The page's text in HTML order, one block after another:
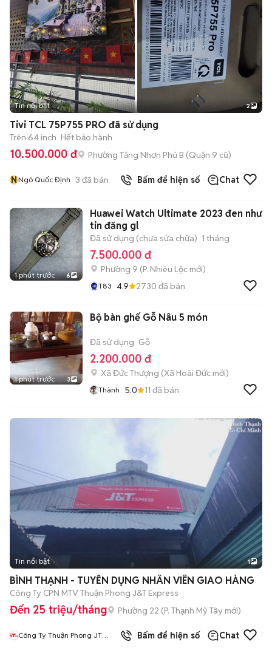
Tin nổi bật 2
Tivi TCL 75P755 PRO đã sử dụng
Trên 64 inch Hết bảo hành
10.500.000 đ Phường Tăng Nhơn Phú B (Quận 9 cũ)
NNgô Quốc Định 3 đã bán Bấm để hiện số Chat
1 phút trước 6
Huawei Watch Ultimate 2023 đen như
tin đăng gl
Đã sử dụng (chưa sửa chữa) 1 tháng
7.500.000 đ
Phường 9 (P. Nhiêu Lộc mới)
T83 4.9 2730 đã bán
1 phút trước 3
Bộ bàn ghế Gỗ Nâu 5 món
Đã sử dụng Gỗ
2.200.000 đ
Xã Đức Thượng (Xã Hoài Đức mới)
Thành 5.0 11 đã bán
Tin nổi bật 1
BÌNH THẠNH - TUYỂN DỤNG NHÂN VIÊN GIAO HÀNG
Công Ty CPN MTV Thuận Phong J&T Express
Đến 25 triệu/tháng Phường 22 (P. Thạnh Mỹ Tây mới)
Công Ty Thuận Phong JT
Bấm để hiện số Chat